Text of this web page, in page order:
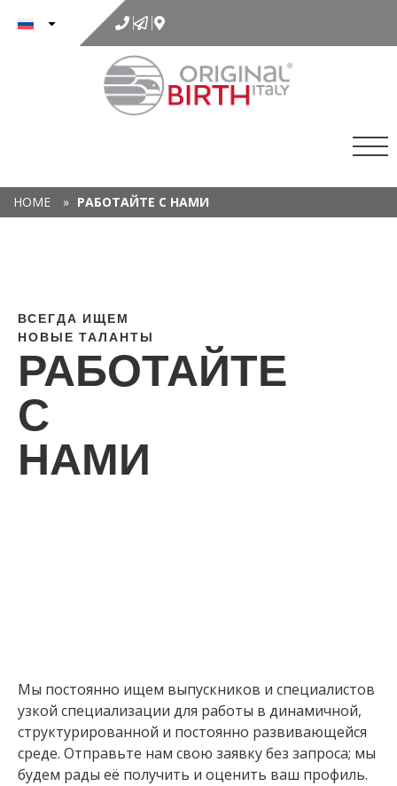
содержимому
HOME » РАБОТАЙТЕ С НАМИ
ВСЕГДА ИЩЕМ
НОВЫЕ ТАЛАНТЫ
РАБОТАЙТЕ
С
НАМИ
Мы постоянно ищем выпускников и специалистов
узкой специализации для работы в динамичной,
структурированной и постоянно развивающейся
среде. Отправьте нам свою заявку без запроса; мы
будем рады её получить и оценить ваш профиль.